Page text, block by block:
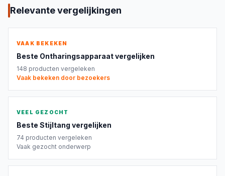
Relevante vergelijkingen
VAAK BEKEKEN
Beste Ontharingsapparaatvergelijken
148 producten vergeleken
Vaak bekeken door bezoekers
VEEL GEZOCHT
Beste Stijltang vergelijken
74 producten vergeleken
Vaak gezocht onderwerp